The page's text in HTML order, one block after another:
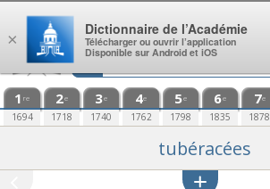
Aller au contenu
1 re
1694
2e
1718
3e
1740
4e
1762
5e
1798
6e
1835
7e
1878
tubéracées
×
Dictionnaire de l’Académie
Télécharger ou ouvrir l’application
Disponible sur Android et iOS